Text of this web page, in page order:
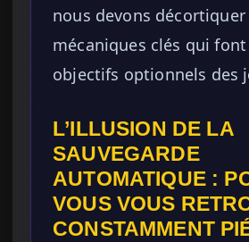
nous devons décortiquer
mécaniques clés qui
objectifs optionnels des
L’ILLUSION DE LA
SAUVEGARDE
AUTOMATIQUE :
VOUS VOUS
CONSTAMMENT